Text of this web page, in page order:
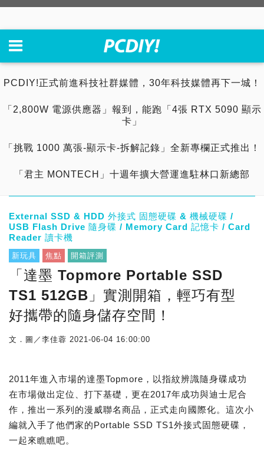
PCDIY!正式前進科技社群媒體，30年科技媒體再下一城！
「2,800W 電源供應器」報到，能跑「4張 RTX 5090 顯示
卡」
「挑戰 1000 萬張-顯示卡-拆解記錄」全新專欄正式推出！
「君主 MONTECH」十週年擴大營運進駐林口新總部
External SSD & HDD 外接式 固態硬碟 & 機械硬碟 /
USB Flash Drive 隨身碟 / Memory Card 記憶卡 / Card
Reader 讀卡機
新玩具 焦點 開箱評測
「達墨 Topmore Portable SSD
TS1 512GB」實測開箱，輕巧有型
好攜帶的隨身儲存空間！
文．圖／李佳蓉 2021-06-04 16:00:00
2011年進入市場的達墨Topmore，以指紋辨識隨身碟成功
在市場做出定位、打下基礎，更在2017年成功與迪士尼合
作，推出一系列的漫威聯名商品，正式走向國際化。這次小
編就入手了他們家的Portable SSD TS1外接式固態硬碟，
一起來瞧瞧吧。